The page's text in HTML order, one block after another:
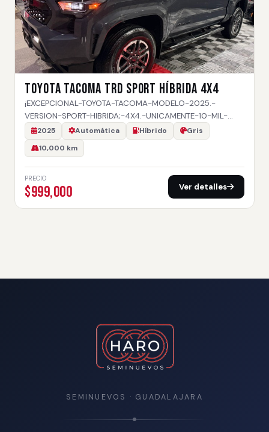
TOYOTA TACOMA TRD SPORT HÍBRIDA 4X4
¡EXCEPCIONAL-TOYOTA-TACOMA-MODELO-2025.-
VERSION-SPORT-HIBRIDA;-4X4.-UNICAMENTE-10-MIL-…
2025 Automática Híbrido
Gris
10,000 km
PRECIO
$999,000 Ver detalles
SEMINUEVOS · GUADALAJARA